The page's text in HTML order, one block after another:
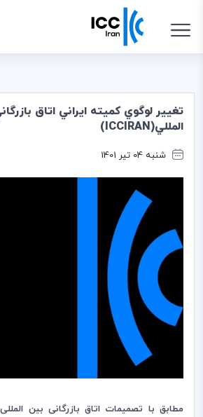
تغيير لوگوي كميته ايراني اتاق
المللي(ICCIRAN)
شنبه 04 تیر 1401
مطابق با تصمیمات اتاق بازرگانی بین